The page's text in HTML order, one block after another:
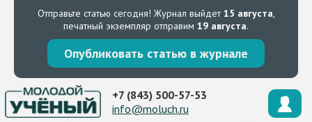
Отправьте статью сегодня! Журнал выйдет15 августа,
печатный экземпляр отправим 19 августа.
Опубликовать статью в журнале
+7 (843) 500-57-53
info@moluch.ru